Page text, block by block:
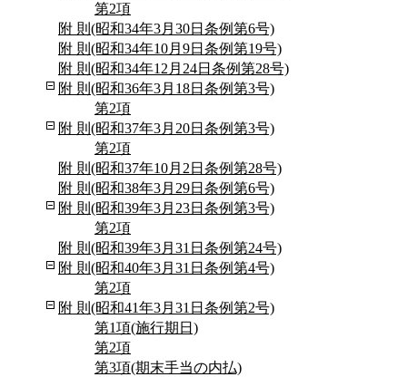
第2項
附 則(昭和34年3月30日条例第6号)
附 則(昭和34年10月9日条例第19号)
附 則(昭和34年12月24日条例第28号)
附 則(昭和36年3月18日条例第3号)
第2項
附 則(昭和37年3月20日条例第3号)
第2項
附 則(昭和37年10月2日条例第28号)
附 則(昭和38年3月29日条例第6号)
附 則(昭和39年3月23日条例第3号)
第2項
附 則(昭和39年3月31日条例第24号)
附 則(昭和40年3月31日条例第4号)
第2項
附 則(昭和41年3月31日条例第2号)
第1項(施行期日)
第2項
第3項(期末手当の内払)